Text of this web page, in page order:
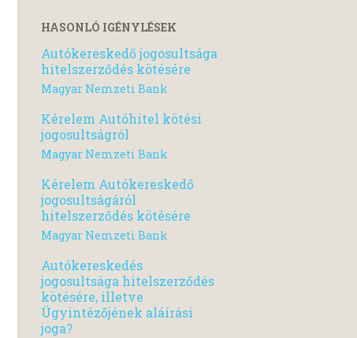
HASONLÓ IGÉNYLÉSEK
Autókereskedő jogosultsága
hitelszerződés kötésére
Magyar Nemzeti Bank
Kérelem Autóhitel kötési
jogosultságról
Magyar Nemzeti Bank
Kérelem Autókereskedő
jogosultságáról
hitelszerződés kötésére
Magyar Nemzeti Bank
Autókereskedés
jogosultsága hitelszerződés
kötésére, illetve
Ügyintézőjének aláírási
joga?